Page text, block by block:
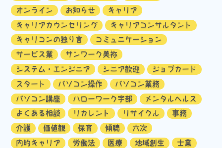
オンライン
お知らせ
キャリア
キャリアカウンセリング
キャリアコンサルタント
キャリコンの独り言
コミュニケーション
サービス業
サンワーク美祢
システム・エンジニア
シニア歓迎
ジョブカード
スタート
パソコン操作
パソコン業務
パソコン講座
ハローワーク宇部
メンタルヘルス
よくある相談
リカレント リサイクル
事務
介護
価値観 保育 傾聴
六次
内的キャリア
労働法 医療 地域創生
士業